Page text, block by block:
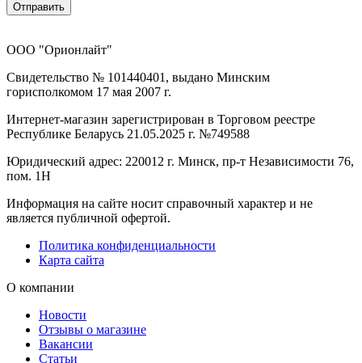
Отправить
ООО "Орионлайт"
Свидетельство № 101440401, выдано Минским
горисполкомом 17 мая 2007 г.
Интернет-магазин зарегистрирован в Торговом реестре
Республике Беларусь 21.05.2025 г. №749588
Юридический адрес: 220012 г. Минск, пр-т Независимости 76,
пом. 1Н
Информация на сайте носит справочный характер и не
является публичной офертой.
Политика конфиденциальности
Карта сайта
О компании
Новости
Отзывы о магазине
Вакансии
Статьи